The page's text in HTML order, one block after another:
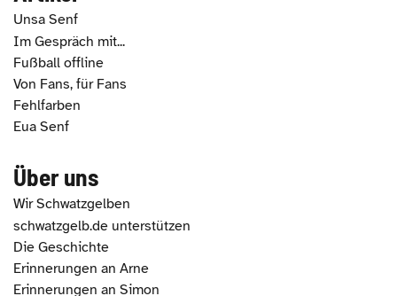
Unsa Senf
Im Gespräch mit...
Fußball offline
Von Fans, für Fans
Fehlfarben
Eua Senf
Über uns
Wir Schwatzgelben
schwatzgelb.de unterstützen
Die Geschichte
Erinnerungen an Arne
Erinnerungen an Simon